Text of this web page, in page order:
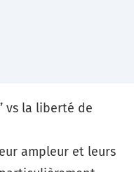
vs la liberté de
ampleur et leurs